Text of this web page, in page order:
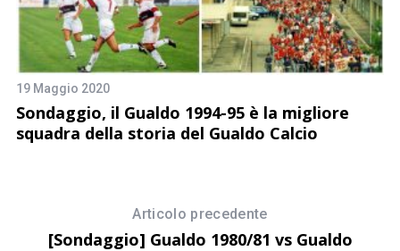
19 Maggio 2020
Sondaggio, il Gualdo 1994-95 è la migliore
squadra della storia del Gualdo Calcio
Articolo precedente
[Sondaggio] Gualdo 1980/81 vs Gualdo